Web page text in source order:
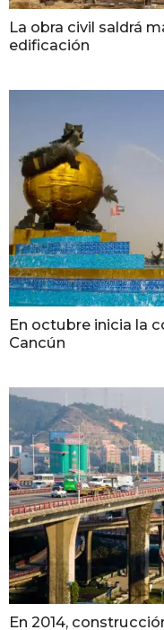
La obra civil saldrá
edificación
En octubre inicia la
Cancún
En 2014,